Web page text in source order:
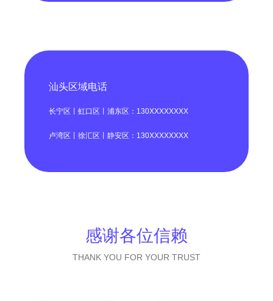
汕头区域电话
长宁区丨虹口区丨浦东区：130XXXXXXXX
卢湾区丨徐汇区丨静安区：130XXXXXXXX
感谢各位信赖
THANK YOU FOR YOUR TRUST